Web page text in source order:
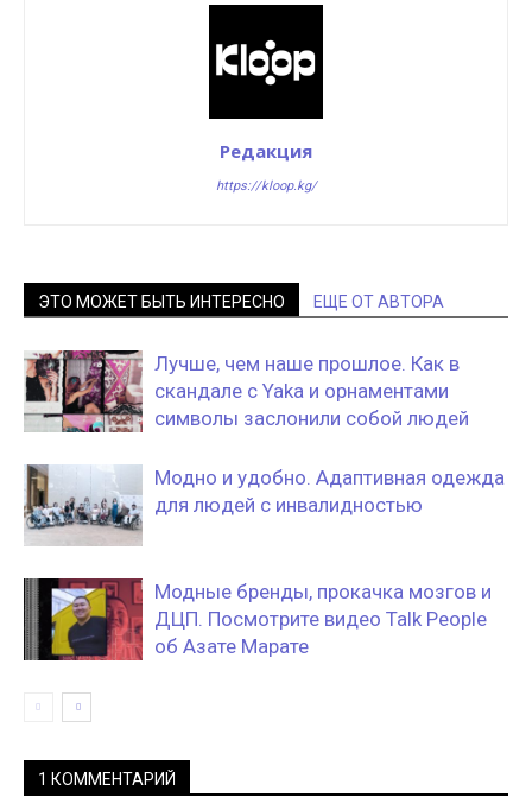
Редакция
https://kloop.kg/
ЭТО МОЖЕТ БЫТЬ ИНТЕРЕСНО ЕЩЕ ОТ АВТОРА
Лучше, чем наше прошлое. Как в
скандале с Yaka и орнаментами
символы заслонили собой людей
Модно и удобно. Адаптивная одежда
для людей с инвалидностью
Модные бренды, прокачка мозгов и
ДЦП. Посмотрите видео Talk People
об Азате Марате
1 КОММЕНТАРИЙ